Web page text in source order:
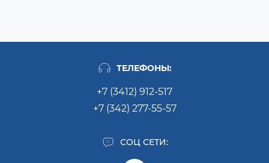
ТЕЛЕФОНЫ:
+7 (3412) 912-517
+7 (342) 277-55-57
СОЦ СЕТИ: